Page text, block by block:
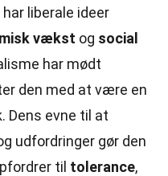
liberale ideer
vækst og social
har mødt
den med at være en
Dens evne til at
udfordringer gør den
til tolerance,